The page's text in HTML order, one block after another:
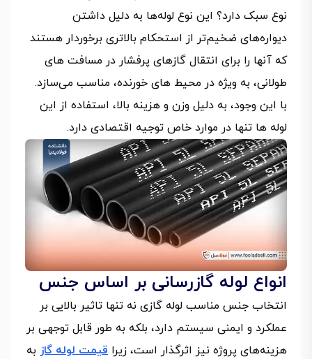
نوع سبک دارد؟ این نوع لوله‌ها به دلیل داشتن
دیواره‌های ضخیم‌تر از استحکام بالاتری برخوردار هستند
که آنها را برای انتقال گازهای پرفشار در مسافت‌ های
طولانی، به ویژه در محیط‌ های خورنده، مناسب می‌سازد.
با این وجود، به دلیل وزن و هزینه بالا، استفاده از این
لوله‌ ها تنها در موارد خاص توجیه اقتصادی دارد.
انواع لوله گازرسانی بر اساس جنس
انتخاب جنس مناسب لوله گازی نه تنها تاثیر بالایی بر
عملکرد و ایمنی سیستم دارد، بلکه به طور قابل توجهی بر
هزینه‌های پروژه نیز اثرگذار است، زیرا قیمت لوله گاز به